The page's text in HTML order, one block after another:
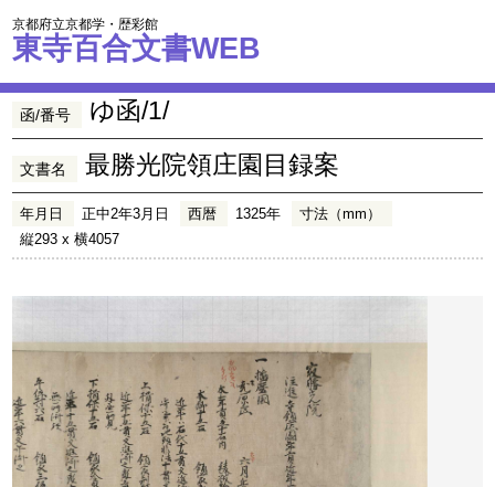
京都府立京都学・歴彩館
東寺百合文書WEB
函/番号 ゆ函/1/
文書名 最勝光院領庄園目録案
年月日 正中2年3月日 西暦 1325年
寸法（mm）
縦293 x 横4057